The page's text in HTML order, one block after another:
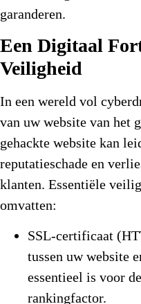
garanderen.
Een Digitaal
Veiligheid
In een wereld vol
van uw website van het
gehackte website kan
reputatieschade en
klanten. Essentiële
omvatten:
SSL-certificaat
tussen uw website
essentieel is voor
rankingfactor.